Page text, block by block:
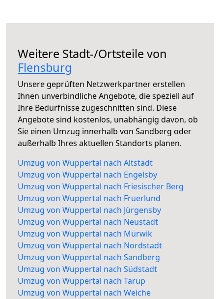
Weitere Stadt-/Ortsteile von
Flensburg
Unsere geprüften Netzwerkpartner erstellen
Ihnen unverbindliche Angebote, die speziell auf
Ihre Bedürfnisse zugeschnitten sind. Diese
Angebote sind kostenlos, unabhängig davon, ob
Sie einen Umzug innerhalb von Sandberg oder
außerhalb Ihres aktuellen Standorts planen.
Umzug von Wuppertal nach Altstadt
Umzug von Wuppertal nach Engelsby
Umzug von Wuppertal nach Friesischer Berg
Umzug von Wuppertal nach Fruerlund
Umzug von Wuppertal nach Jürgensby
Umzug von Wuppertal nach Neustadt
Umzug von Wuppertal nach Mürwik
Umzug von Wuppertal nach Nordstadt
Umzug von Wuppertal nach Sandberg
Umzug von Wuppertal nach Südstadt
Umzug von Wuppertal nach Tarup
Umzug von Wuppertal nach Weiche